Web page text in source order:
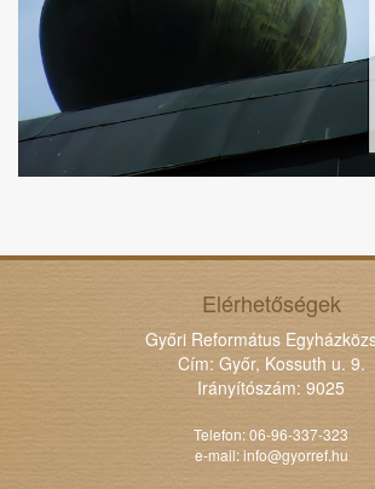
Elérhetőségek
Győri Református
Cím: Győr, Kossuth u. 9.
Irányítószám: 9025
Telefon: 06-96-337-323
e-mail:info@gyorref.hu